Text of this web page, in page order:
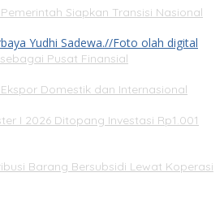
Siapkan Transisi Nasional
Pusat Finansial
Domestik dan Internasional
I 2026 Ditopang Investasi Rp1.001
Barang Bersubsidi Lewat Koperasi